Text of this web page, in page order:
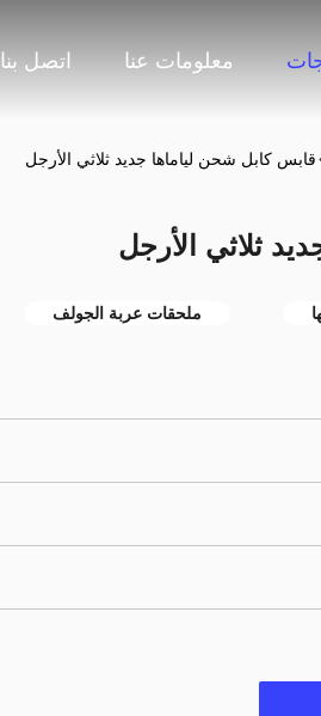
معلومات عنا اتصل بنا
قابس كابل شحن لياماها جديد ثلاثي الأرجل
ثلاثي الأرجل
ملحقات عربة الجولف